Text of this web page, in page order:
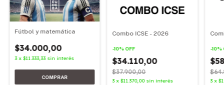
Fútbol y matemática
$34.000,00
3 x $11.333,33 sin interés
Combo ICSE - 2026
-10%OFF
$34.110,00
$37.900,00
3 x$11.370,00 sin interés
-10%
3 x